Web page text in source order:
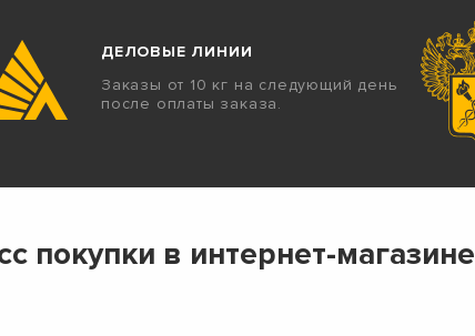
ДЕЛОВЫЕ ЛИНИИ
Заказы от 10 кг на следующий день
после оплаты заказа.
покупки в интернет-магазине